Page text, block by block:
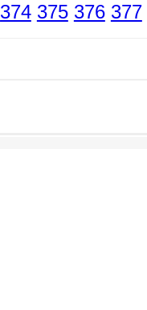
374 375 376 377